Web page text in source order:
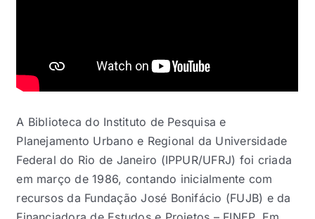
A Biblioteca do Instituto de Pesquisa e
Planejamento Urbano e Regional da Universidade
Federal do Rio de Janeiro (IPPUR/UFRJ) foi criada
em março de 1986, contando inicialmente com
recursos da Fundação José Bonifácio (FUJB) e da